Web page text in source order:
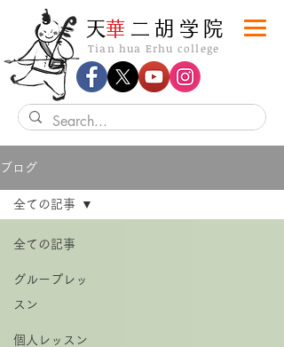
Tian hua Erhu college
​天華 二胡学院
ブログ
全ての記事
グループレッ
スン
個人レッスン
全ての記事